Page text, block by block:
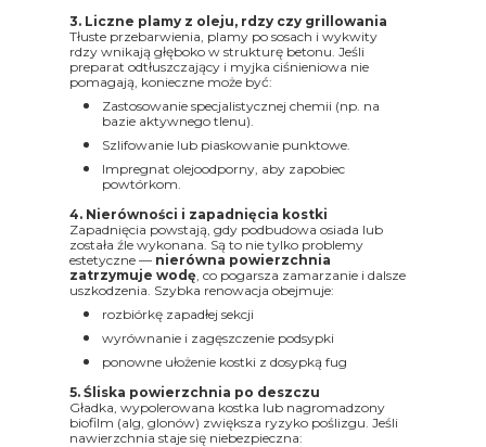
3. Liczne plamy z oleju, rdzy czy grillowania
Tłuste przebarwienia, plamy po sosach i wykwity
rdzy wnikają głęboko w strukturę betonu. Jeśli
preparat odtłuszczający i myjka ciśnieniowa nie
pomagają, konieczne może być:
Zastosowanie specjalistycznej chemii (np. na
bazie aktywnego tlenu).
Szlifowanie lub piaskowanie punktowe.
Impregnat olejoodporny, aby zapobiec
powtórkom.
4. Nierówności i zapadnięcia kostki
Zapadnięcia powstają, gdy podbudowa osiada lub
została źle wykonana. Są to nie tylko problemy
estetyczne — nierówna powierzchnia
zatrzymuje wodę, co pogarsza zamarzanie i dalsze
uszkodzenia. Szybka renowacja obejmuje:
rozbiórkę zapadłej sekcji
wyrównanie i zagęszczenie podsypki
ponowne ułożenie kostki z dosypką fug
5. Śliska powierzchnia po deszczu
Gładka, wypolerowana kostka lub nagromadzony
biofilm (alg, glonów) zwiększa ryzyko poślizgu. Jeśli
nawierzchnia staje się niebezpieczna: